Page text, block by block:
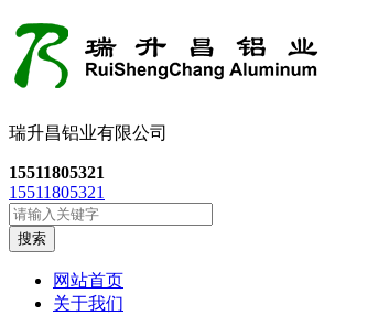
瑞升昌铝业有限公司
15511805321
15511805321
搜索
网站首页
关于我们